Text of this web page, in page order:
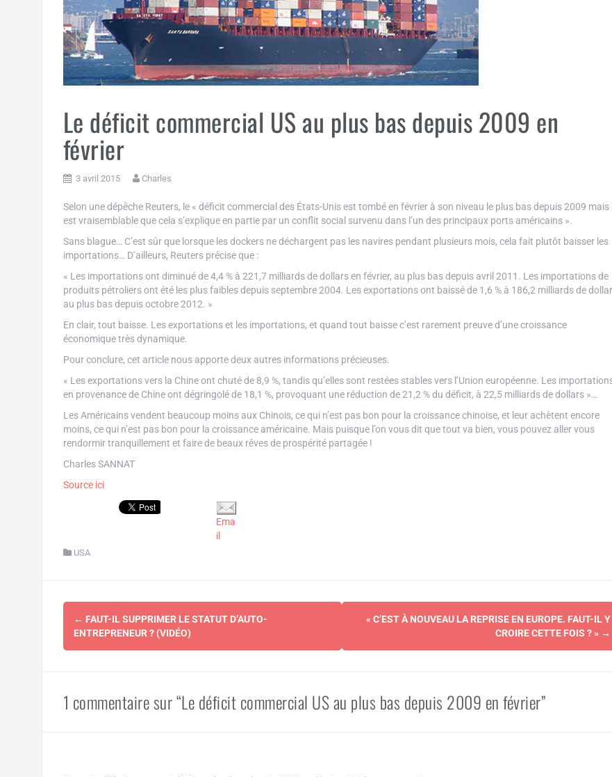
Le déficit commercial US au plus bas depuis 2009 en
février
3 avril 2015 Charles
Selon une dépêche Reuters, le « déficit commercial des États-Unis est tombé en février à son niveau le plus bas depuis 2009 mais
est vraisemblable que cela s’explique en partie par un conflit social survenu dans l’un des principaux ports américains ».
Sans blague… C’est sûr que lorsque les dockers ne déchargent pas les navires pendant plusieurs mois, cela fait plutôt baisser les
importations… D’ailleurs, Reuters précise que :
« Les importations ont diminué de 4,4 % à 221,7 milliards de dollars en février, au plus bas depuis avril 2011. Les importations de
produits pétroliers ont été les plus faibles depuis septembre 2004. Les exportations ont baissé de 1,6 % à 186,2 milliards de
au plus bas depuis octobre 2012. »
En clair, tout baisse. Les exportations et les importations, et quand tout baisse c’est rarement preuve d’une croissance
économique très dynamique.
Pour conclure, cet article nous apporte deux autres informations précieuses.
« Les exportations vers la Chine ont chuté de 8,9 %, tandis qu’elles sont restées stables vers l’Union européenne. Les
en provenance de Chine ont dégringolé de 18,1 %, provoquant une réduction de 21,2 % du déficit, à 22,5 milliards de dollars »…
Les Américains vendent beaucoup moins aux Chinois, ce qui n’est pas bon pour la croissance chinoise, et leur achètent encore
moins, ce qui n’est pas bon pour la croissance américaine. Mais puisque l’on vous dit que tout va bien, vous pouvez aller vous
rendormir tranquillement et faire de beaux rêves de prospérité partagée !
Charles SANNAT
Source ici
Ema
il
USA
Navigation
d'article
← FAUT-IL SUPPRIMER LE STATUT D’AUTO-
ENTREPRENEUR ? (VIDÉO)
« C’EST À NOUVEAU LA REPRISE EN EUROPE. FAUT-IL Y
CROIRE CETTE FOIS ? » →
1 commentaire sur “Le déficit commercial US au plus bas depuis 2009 en février”